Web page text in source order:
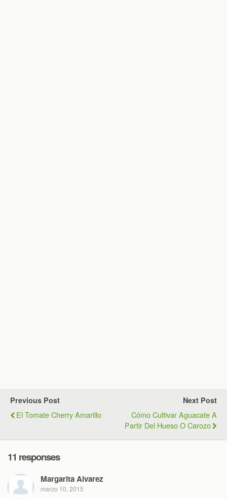
Previous Post
El Tomate Cherry Amarillo
Next Post
Cómo Cultivar Aguacate A
Partir Del Hueso O Carozo
11 responses
Margarita Alvarez
marzo 10, 2015